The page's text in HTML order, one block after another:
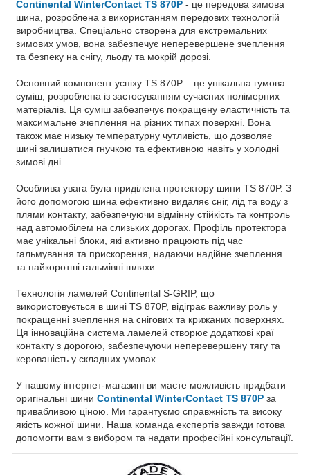
Continental WinterContact TS 870P - це передова зимова
шина, розроблена з використанням передових технологій
виробництва. Спеціально створена для екстремальних
зимових умов, вона забезпечує неперевершене зчеплення
та безпеку на снігу, льоду та мокрій дорозі.
Основний компонент успіху TS 870P – це унікальна гумова
суміш, розроблена із застосуванням сучасних полімерних
матеріалів. Ця суміш забезпечує покращену еластичність та
максимальне зчеплення на різних типах поверхні. Вона
також має низьку температурну чутливість, що дозволяє
шині залишатися гнучкою та ефективною навіть у холодні
зимові дні.
Особлива увага була приділена протектору шини TS 870P. З
його допомогою шина ефективно видаляє сніг, лід та воду з
плями контакту, забезпечуючи відмінну стійкість та контроль
над автомобілем на слизьких дорогах. Профіль протектора
має унікальні блоки, які активно працюють під час
гальмування та прискорення, надаючи надійне зчеплення
та найкоротші гальмівні шляхи.
Технологія ламелей Continental S-GRIP, що
використовується в шині TS 870P, відіграє важливу роль у
покращенні зчеплення на снігових та крижаних поверхнях.
Ця інноваційна система ламелей створює додаткові краї
контакту з дорогою, забезпечуючи неперевершену тягу та
керованість у складних умовах.
У нашому інтернет-магазині ви маєте можливість придбати
оригінальні шини Continental WinterContact TS 870P за
привабливою ціною. Ми гарантуємо справжність та високу
якість кожної шини. Наша команда експертів завжди готова
допомогти вам з вибором та надати професійні консультації.